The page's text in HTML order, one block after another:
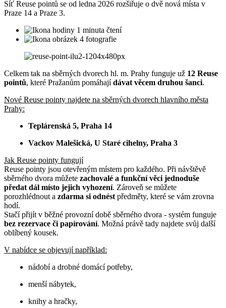
Síť Reuse pointů se od ledna 2026 rozšiřuje o dvě nová místa v
Praze 14 a Praze 3.
1 minuta čtení
4 fotografie
Celkem tak na sběrných dvorech hl. m. Prahy funguje už 12 Reuse
pointů, které Pražanům pomáhajídávat věcem druhou šanci.
Nové Reuse pointy najdete na sběrných dvorech hlavního města
Prahy:
Teplárenská 5, Praha 14
Vackov Malešická, U Staré cihelny, Praha 3
Jak Reuse pointy fungují
Reuse pointy jsou otevřeným místem pro každého. Při návštěvě
sběrného dvora můžete zachovalé a funkční věci jednoduše
předat dál místo jejich vyhození. Zároveň se můžete
porozhlédnout a zdarma si odnéstpředměty, které se vám zrovna
hodí.
Stačí přijít v běžné provozní době sběrného dvora - systém funguje
bez rezervace či papírování. Možná právě tady najdete svůj další
oblíbený kousek.
V nabídce se objevují například:
nádobí a drobné domácí potřeby,
menší nábytek,
knihy a hračky,